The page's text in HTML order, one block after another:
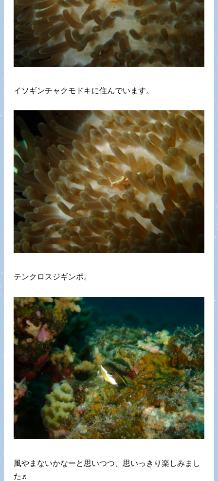
イソギンチャクモドキに住んでいます。
テンクロスジギンポ。
風やまないかなーと思いつつ、思いっきり楽しみまし
た♬